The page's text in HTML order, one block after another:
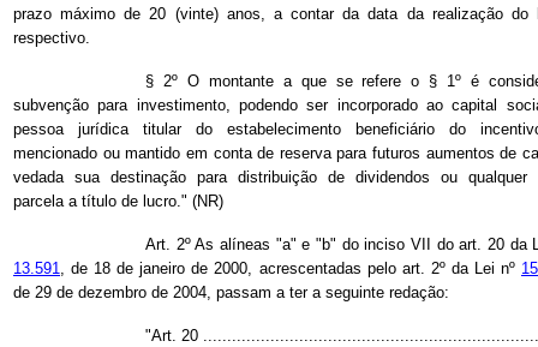
prazo máximo de 20 (vinte) anos, a contar da data da realização do
respectivo.
§ 2º O montante a que se refere o § 1º é
subvenção para investimento, podendo ser incorporado ao capital
pessoa jurídica titular do estabelecimento beneficiário do
mencionado ou mantido em conta de reserva para futuros aumentos de
vedada sua destinação para distribuição de dividendos ou qualquer
parcela a título de lucro." (NR)
Art. 2º As alíneas "a" e "b" do inciso VII do art. 20 da
13.591, de 18 de janeiro de 2000, acrescentadas pelo art. 2º da Lei nº
de 29 de dezembro de 2004, passam a ter a seguinte redação:
"Art. 20